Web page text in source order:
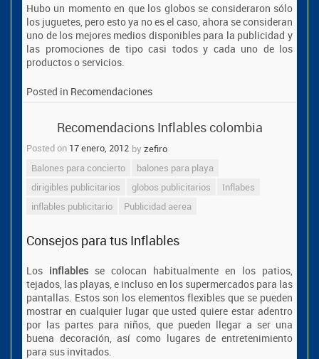
Hubo un momento en que los globos se consideraron sólo
los juguetes, pero esto ya no es el caso, ahora se consideran
uno de los mejores medios disponibles para la publicidad y
las promociones de tipo casi todos y cada uno de los
productos o servicios.
Posted in Recomendaciones
Recomendacions Inflables colombia
Posted on 17 enero, 2012 by zefiro
Balones para concierto
balones para playa
dirigibles publicitarios
globos publicitarios
Inflabes
inflables publicitario
Publicidad aerea
Consejos para tus Inflables
Los inflables se colocan habitualmente en los patios,
tejados, las playas, e incluso en los supermercados para las
pantallas. Estos son los elementos flexibles que se pueden
mostrar en cualquier lugar que usted quiere estar adentro
por las partes para niños, que pueden llegar a ser una
buena decoración, así como lugares de entretenimiento
para sus invitados.